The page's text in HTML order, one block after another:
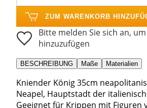
ZUM WARENKORB
Bitte melden Sie sich an,
hinzuzufügen
BESCHREIBUNG Maße Materialien
Kniender König 35cm
Neapel, Hauptstadt der
Geeignet für Krippen mit Figuren